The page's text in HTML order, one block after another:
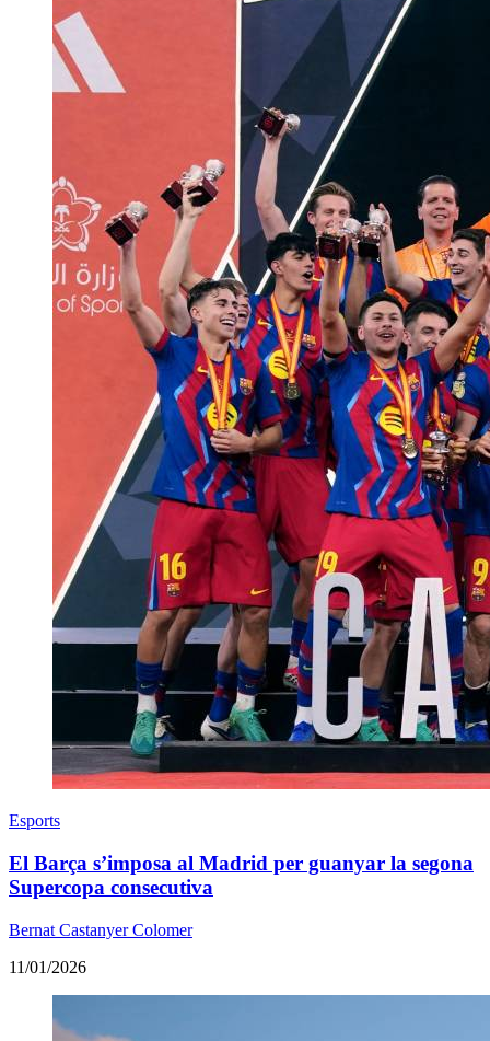
Esports
El Barça s’imposa al Madrid per guanyar la segona
Supercopa consecutiva
Bernat Castanyer Colomer
11/01/2026